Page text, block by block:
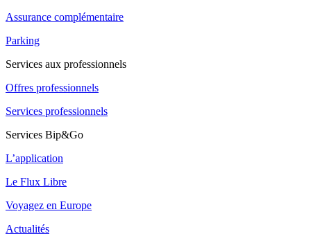
Assurance complémentaire
Parking
Services aux professionnels
Offres professionnels
Services professionnels
Services Bip&Go
L’application
Le Flux Libre
Voyagez en Europe
Actualités